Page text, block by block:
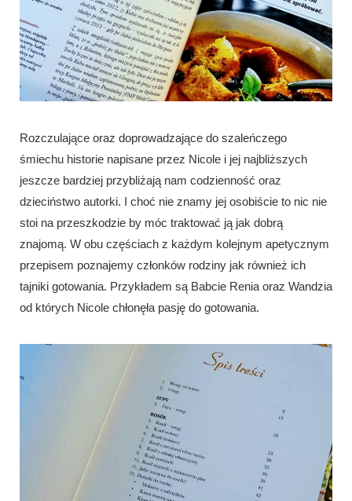
Rozczulające oraz doprowadzające do szaleńczego
śmiechu historie napisane przez Nicole i jej najbliższych
jeszcze bardziej przybliżają nam codzienność oraz
dzieciństwo autorki. I choć nie znamy jej osobiście to nic nie
stoi na przeszkodzie by móc traktować ją jak dobrą
znajomą. W obu częściach z każdym kolejnym apetycznym
przepisem poznajemy członków rodziny jak również ich
tajniki gotowania. Przykładem są Babcie Renia oraz Wandzia
od których Nicole chłonęła pasję do gotowania.